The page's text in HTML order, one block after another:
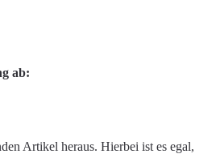
ab:
Artikel heraus. Hierbei ist es egal,